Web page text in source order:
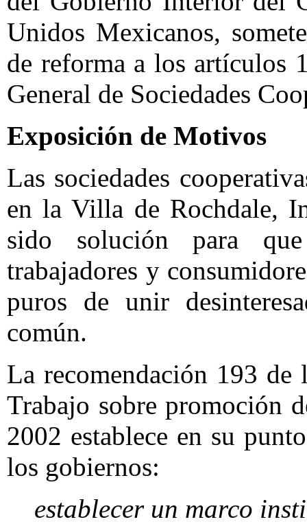
Unidos Mexicanos,
de reforma a los artículos
General de Sociedades
Exposición de Motivos
Las sociedades
en la Villa de Rochdale,
sido solución para
trabajadores y
puros de unir
común.
La recomendación 193
Trabajo sobre promoción
2002 establece en su
los gobiernos:
establecer un marco